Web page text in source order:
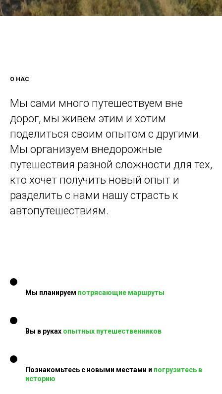
О НАС
Мы сами много путешествуем вне
дорог, мы живем этим и хотим
поделиться своим опытом с другими.
Мы организуем внедорожные
путешествия разной сложности для тех,
кто хочет получить новый опыт и
разделить с нами нашу страсть к
автопутешествиям.
Мы планируем потрясающие маршруты
Вы в руках опытных путешественников
Познакомьтесь с новыми местами и погрузитесь в
историю